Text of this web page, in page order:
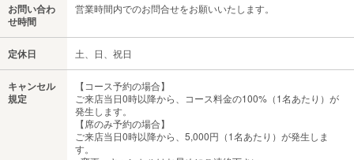
お問い合わ
せ時間
営業時間内でのお問合せをお願いいたします。
定休日 土、日、祝日
キャンセル
規定
【コース予約の場合】
ご来店当日0時以降から、コース料金の100%（1名あたり）が
発生します。
【席のみ予約の場合】
ご来店当日0時以降から、5,000円（1名あたり）が発生しま
す。